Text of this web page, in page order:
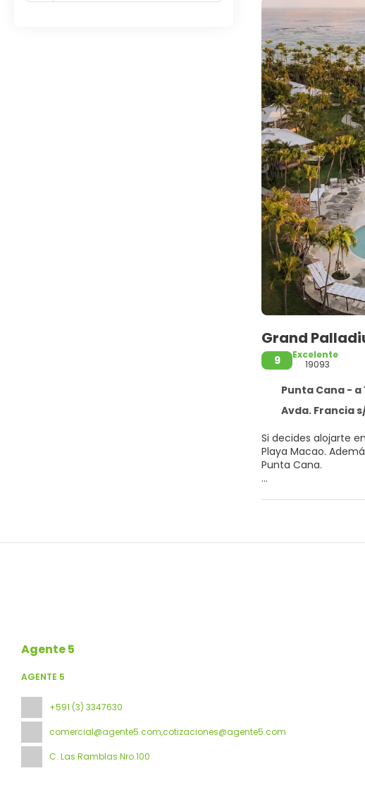
Grand
9
Excelente
19093
Punta Cana - a
Avda. Francia s/n Playas
Si decides alojarte
Playa Macao. Además, este alojamiento con todo incluido se encuentra a 8,6 km de Playa Bávaro y a 12,5 km de Centro urbano de
Punta Cana.
Te sentirás como
alojamiento tienes
Agente 5
AGENTE 5
+591 (3) 3347630
comercial@agente5.com,cotizaciones@agente5.com
C. Las Ramblas Nro.100